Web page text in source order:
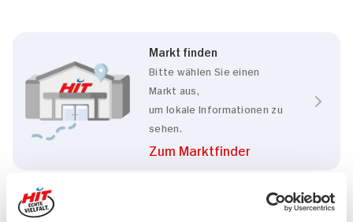
Markt finden
Bitte wählen Sie einen
Markt aus,
um lokale Informationen zu
sehen.
Zum Marktfinder
Marke